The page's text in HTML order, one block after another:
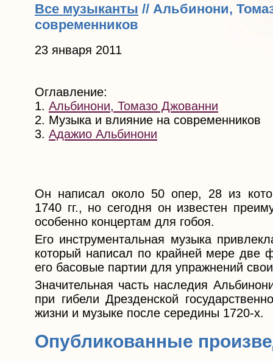
Все музыканты // Альбинони,
современников
23 января 2011
Оглавление:
1. Альбинони, Томазо Джованни
2. Музыка и влияние на современников
3. Адажио Альбинони
Он написал около 50 опер, 28 из
1740 гг., но сегодня он известен
особенно концертам для гобоя.
Его инструментальная музыка
который написал по крайней мере две
его басовые партии для упражнений
Значительная часть наследия
при гибели Дрезденской
жизни и музыке после середины 1720-х.
Опубликованные